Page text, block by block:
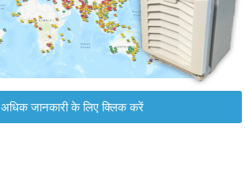
अधिक जानकारी के लिए क्लिक करें